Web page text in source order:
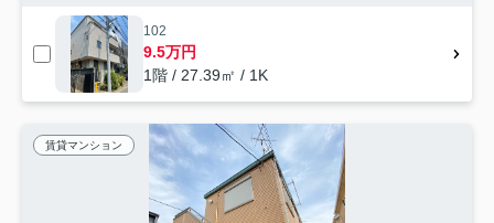
102
9.5万円
1階 / 27.39㎡ / 1K
賃貸マンション